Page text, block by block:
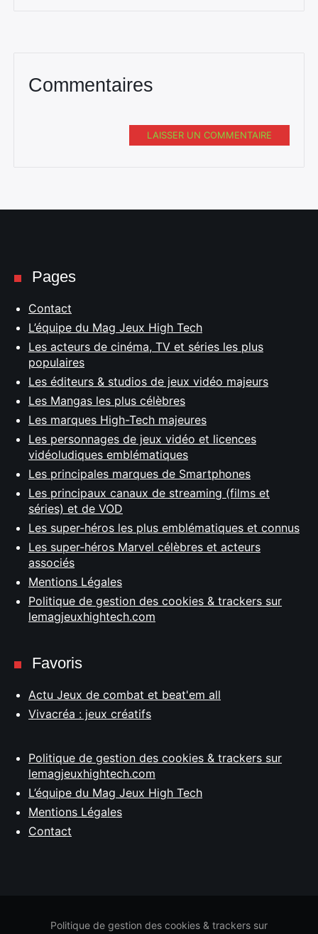
Commentaires
LAISSER UN COMMENTAIRE
Pages
Contact
L’équipe du Mag Jeux High Tech
Les acteurs de cinéma, TV et séries les plus
populaires
Les éditeurs & studios de jeux vidéo majeurs
Les Mangas les plus célèbres
Les marques High-Tech majeures
Les personnages de jeux vidéo et licences
vidéoludiques emblématiques
Les principales marques de Smartphones
Les principaux canaux de streaming (films et
séries) et de VOD
Les super-héros les plus emblématiques et connus
Les super-héros Marvel célèbres et acteurs
associés
Mentions Légales
Politique de gestion des cookies & trackers sur
lemagjeuxhightech.com
Favoris
Actu Jeux de combat et beat'em all
Vivacréa : jeux créatifs
Politique de gestion des cookies & trackers sur
lemagjeuxhightech.com
L’équipe du Mag Jeux High Tech
Mentions Légales
Contact
Politique de gestion des cookies & trackers sur